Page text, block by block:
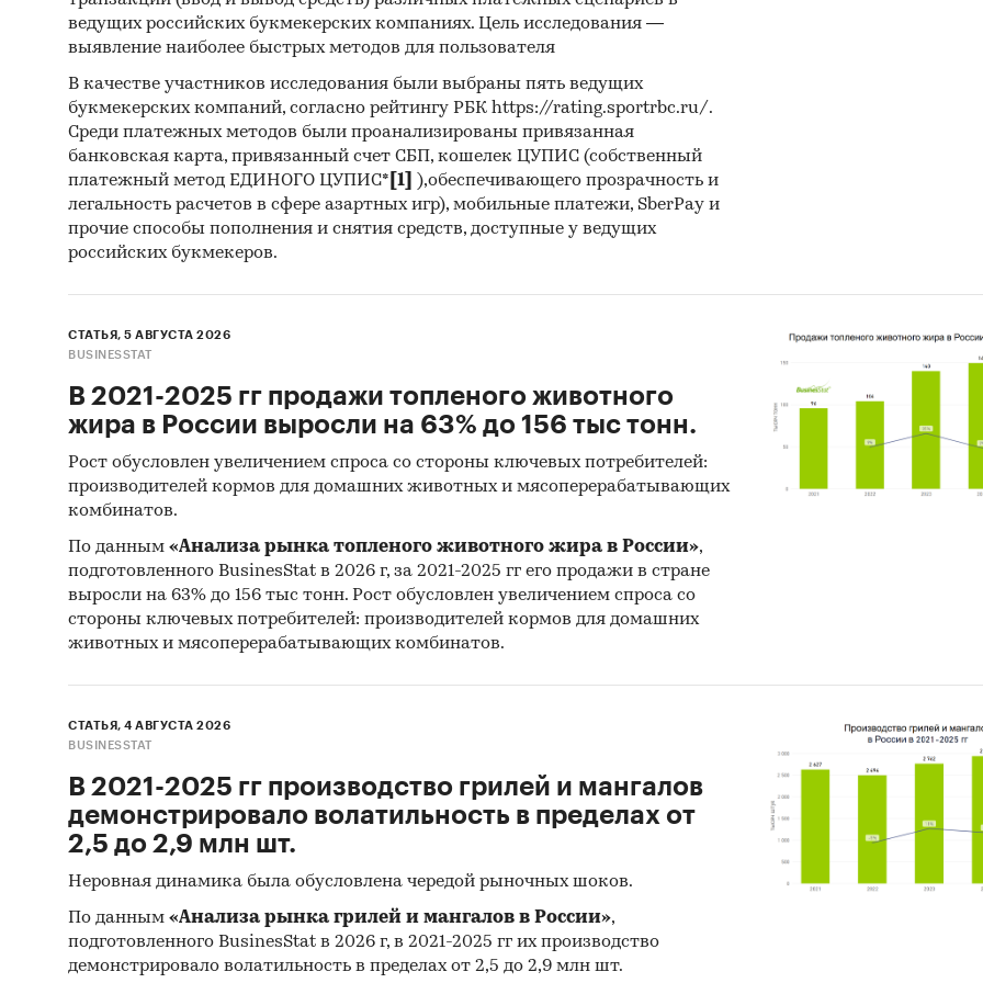
Кабинетное исследование. Поиск и анализ информации
различных источников, проведение расчетов.
аналитика
Прогноз ГидМаркет. Современные статистические
прогнозирования с поправкой на мнение экспертов.
Категории: Промышленность /
ведущих российских букмекерских компаниях. Цель исследования —
выявление наиболее быстрых методов для пользователя
В качестве участников исследования были выбраны пять ведущих
букмекерских компаний, согласно рейтингу РБК https://rating.sportrbc.ru/.
Среди платежных методов были проанализированы привязанная
банковская карта, привязанный счет СБП, кошелек ЦУПИС (собственный
платежный метод ЕДИНОГО ЦУПИС* [1]
),обеспечивающего прозрачность и
легальность расчетов в сфере азартных игр), мобильные платежи, SberPay и
прочие способы пополнения и снятия средств, доступные у ведущих
российских букмекеров.
СТАТЬЯ, 5 АВГУСТА 2026
BUSINESSTAT
В 2021-2025 гг продажи топленого животного
жира в России выросли на 63% до 156 тыс тонн.
Рост обусловлен увеличением спроса со стороны ключевых потребителей:
производителей кормов для домашних животных и мясоперерабатывающих
комбинатов.
По данным «Анализа рынка топленого животного жира в России»,
подготовленного BusinesStat в 2026 г, за 2021-2025 гг его продажи в стране
выросли на 63% до 156 тыс тонн. Рост обусловлен увеличением спроса со
стороны ключевых потребителей: производителей кормов для домашних
животных и мясоперерабатывающих комбинатов.
СТАТЬЯ, 4 АВГУСТА 2026
BUSINESSTAT
В 2021-2025 гг производство грилей и мангалов
демонстрировало волатильность в пределах от
2,5 до 2,9 млн шт.
Неровная динамика была обусловлена чередой рыночных шоков.
По данным «Анализа рынка грилей и мангалов в России»,
подготовленного BusinesStat в 2026 г, в 2021-2025 гг их производство
демонстрировало волатильность в пределах от 2,5 до 2,9 млн шт.